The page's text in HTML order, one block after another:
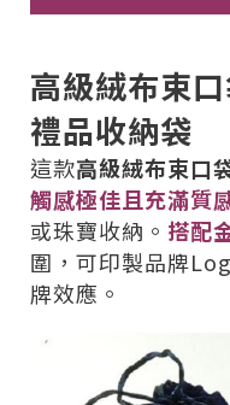
高級絨布束
禮品收納袋
這款高級絨布束口
觸感極佳且充滿質
或珠寶收納。 搭配
圍，可印製品牌
牌效應。